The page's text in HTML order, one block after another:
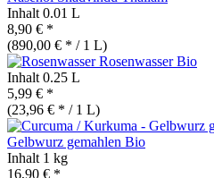
Inhalt 0.01 L
8,90 € *
(890,00 € * / 1 L)
RosenwasserBio
Inhalt 0.25 L
5,99 € *
(23,96 € * / 1 L)
Gelbwurz gemahlen Bio
Inhalt 1 kg
16,90 € *